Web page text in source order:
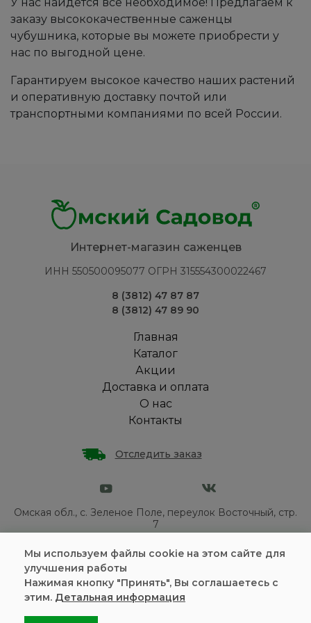
заказу высококачественные саженцы
чубушника, которые вы можете приобрести у
нас по выгодной цене.
Гарантируем высокое качество наших растений
и оперативную доставку почтой или
транспортными компаниями по всей России.
Интернет-магазин саженцев
ИНН 550500095077 ОГРН 315554300022467
8 (3812) 47 87 87
8 (3812) 47 89 90
Главная
Каталог
Акции
Доставка и оплата
О нас
Контакты
Отследить заказ
Омская обл., с. Зеленое Поле, переулок Восточный, стр.
7
Политика конфиденциальности
Пользовательское соглашение
Информация на сайте является
Разработка и продвижение
Мы используем файлы cookie на этом сайте для
улучшения работы
Нажимая кнопку "Принять", Вы соглашаетесь с
этим. Детальная информация